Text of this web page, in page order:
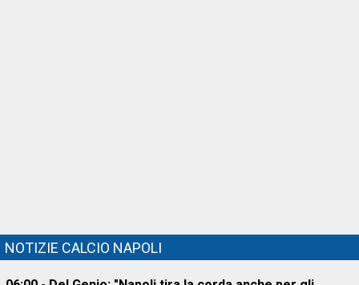
NOTIZIE CALCIO NAPOLI